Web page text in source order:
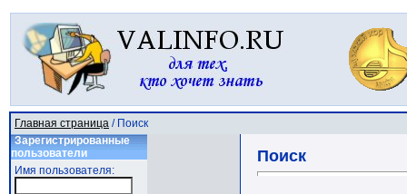
Главная страница / Поиск
Зарегистрированные
пользователи
Имя пользователя:
Поиск